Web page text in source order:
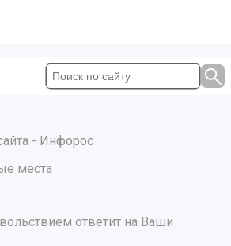
- Инфорос
места
ответит на Ваши